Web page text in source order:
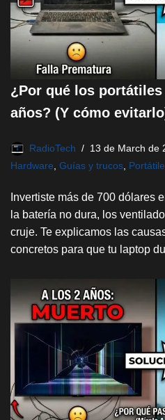
¿Por qué los
años? (Y cómo
RadioTech
13 de March de
Hardware Guías y trucos
Invertiste más de 700 dólares
la batería no dura, los
cruje. Te explicamos las
concretos para que tu laptop